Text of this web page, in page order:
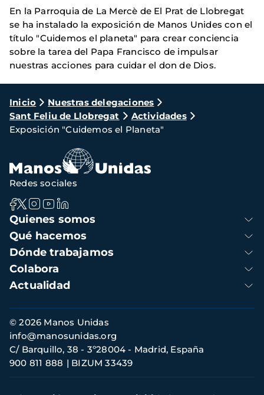
En la Parroquia de La Mercè de El Prat de Llobregat
se ha instalado la exposición de Manos Unides con el
título "Cuidemos el planeta" para crear conciencia
sobre la tarea del Papa Francisco de impulsar
nuestras acciones para cuidar el don de Dios.
Ruta
de
navegación
Inicio
Nuestras delegaciones
Sant Feliu de Llobregat
Actividades
Exposición "Cuidemos el Planeta"
Navegación
principal
Quienes somos
Qué hacemos
Dónde trabajamos
Colabora
Actualidad
Redes sociales
Información
de
contacto
© 2026 Manos Unidas
C/ Barquillo, 38 - 3º28004 - Madrid, España
900 811 888
BIZUM 33439
info@manosunidas.org